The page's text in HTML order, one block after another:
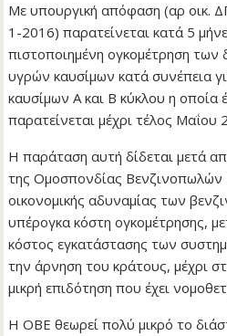
Με υπουργική απόφαση (αρ
1-2016) παρατείνεται κατά 5
πιστοποιημένη ογκομέτρηση
υγρών καυσίμων κατά συνέπεια
καυσίμων Α και Β κύκλου η οποία
παρατείνεται μέχρι τέλος Μαΐου
Η παράταση αυτή δίδεται μετά
της Ομοσπονδίας Βενζινοπωλών
οικονομικής αδυναμίας των
υπέρογκα κόστη ογκομέτρησης,
κόστος εγκατάστασης των
την άρνηση του κράτους, μέχρι
μικρή επιδότηση που έχει
Η ΟΒΕ θεωρεί πολύ μικρό το